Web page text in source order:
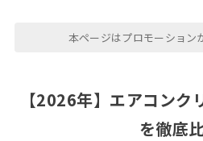
本ページはプロモーション
【2026年】エアコンク
を徹底